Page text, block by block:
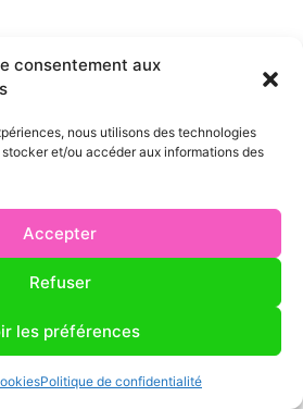
consentement aux
nous utilisons des technologies
et/ou accéder aux informations des
Accepter
Refuser
les préférences
Politique de confidentialité
gainable à
à Jullouville pour
gainable ?
à Jullouville ?